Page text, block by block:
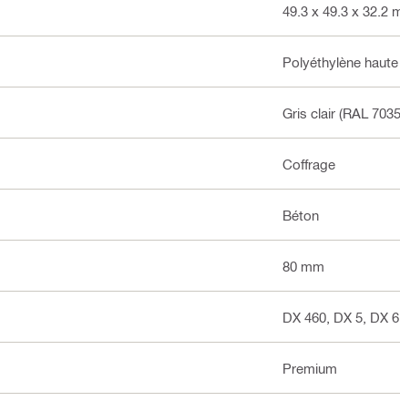
49.3 x 49.3 x 32.2
Polyéthylène
Gris clair (RAL
Coffrage
Béton
80 mm
DX 460, DX 5, DX 6
Premium